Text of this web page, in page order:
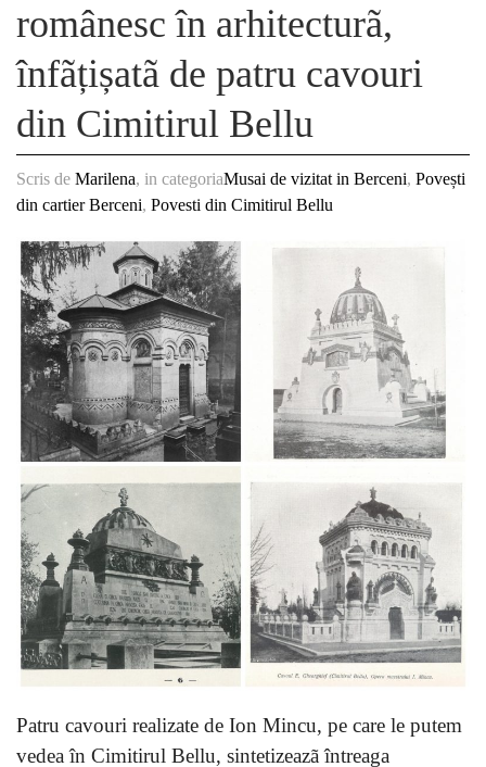
românesc în arhitecturã,
înfãțișatã de patru cavouri
din Cimitirul Bellu
Scris de Marilena, in categoriaMusai de vizitat in Berceni, Povești
din cartier Berceni, Povesti din Cimitirul Bellu
Patru cavouri realizate de Ion Mincu, pe care le putem
vedea în Cimitirul Bellu, sintetizeazã întreaga